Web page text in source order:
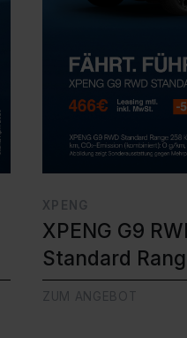
XPENG
XPENG G9
Standard
ZUM ANGEBOT